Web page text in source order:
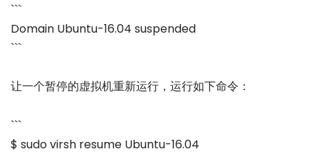
```
Domain Ubuntu-16.04 suspended
```
让一个暂停的虚拟机重新运行，运行如下命令：
```
$ sudo virsh resume Ubuntu-16.04